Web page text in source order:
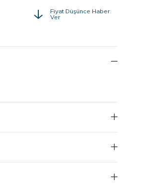
Fiyat Düşünce Haber
Ver